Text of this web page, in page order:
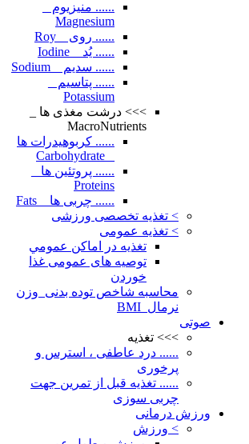
...... منیزیوم _
Magnesium
...... روی _ Roy
...... یُد _ Iodine
...... سدیم _ Sodium
...... پتاسیم _
Potassium
>>> درشت مغذی ها _
MacroNutrients
...... کربوهیدرات ها
...... پروتئین ها _
Proteins
...... چربی ها _ Fats
> تغذیه تخصصی ورزشی
> تغذیه عمومی
تغذيه در اماكن عمومي
توصیه های عمومی غذا
خوردن
محاسبه شاخص توده بدنی_وزن
نرمال_BMI
صوتی
>>> تغذیه
...... درد عاطفی ، استرس و
پرخوری
...... تغذیه قبل از تمرین جهت
چربی سوزی
ورزش درمانی
> ورزش